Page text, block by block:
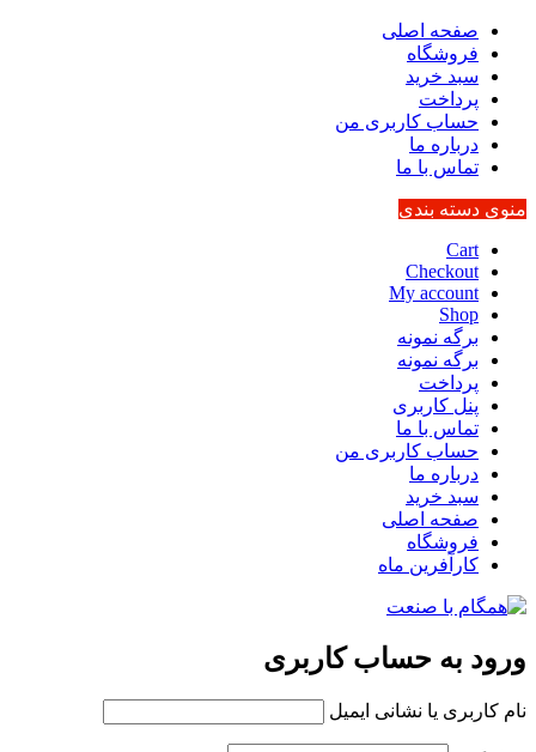
صفحه اصلی
فروشگاه
سبد خرید
پرداخت
حساب کاربری من
درباره ما
تماس با ما
منوی دسته بندی
Cart
Checkout
My account
Shop
برگه نمونه
برگه نمونه
پرداخت
پنل کاربری
تماس با ما
حساب کاربری من
درباره ما
سبد خرید
صفحه اصلی
فروشگاه
کارآفرین ماه
ورود به حساب کاربری
نام کاربری یا نشانی ایمیل